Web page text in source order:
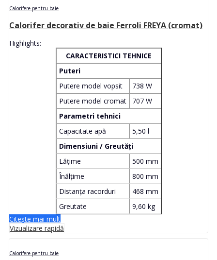
Calorifere pentru baie
Calorifer decorativ de baie Ferroli FREYA (cromat)
Highlights:
CARACTERISTICI TEHNICE
Puteri
Putere model vopsit
738 W
Putere model cromat
707 W
Parametri tehnici
Capacitate apă
5,50 l
Dimensiuni / Greutăți
Lățime
500 mm
Înălțime
800 mm
Distanța racorduri
468 mm
Greutate
9,60 kg
Citește mai mult
Vizualizare rapidă
Calorifere pentru baie